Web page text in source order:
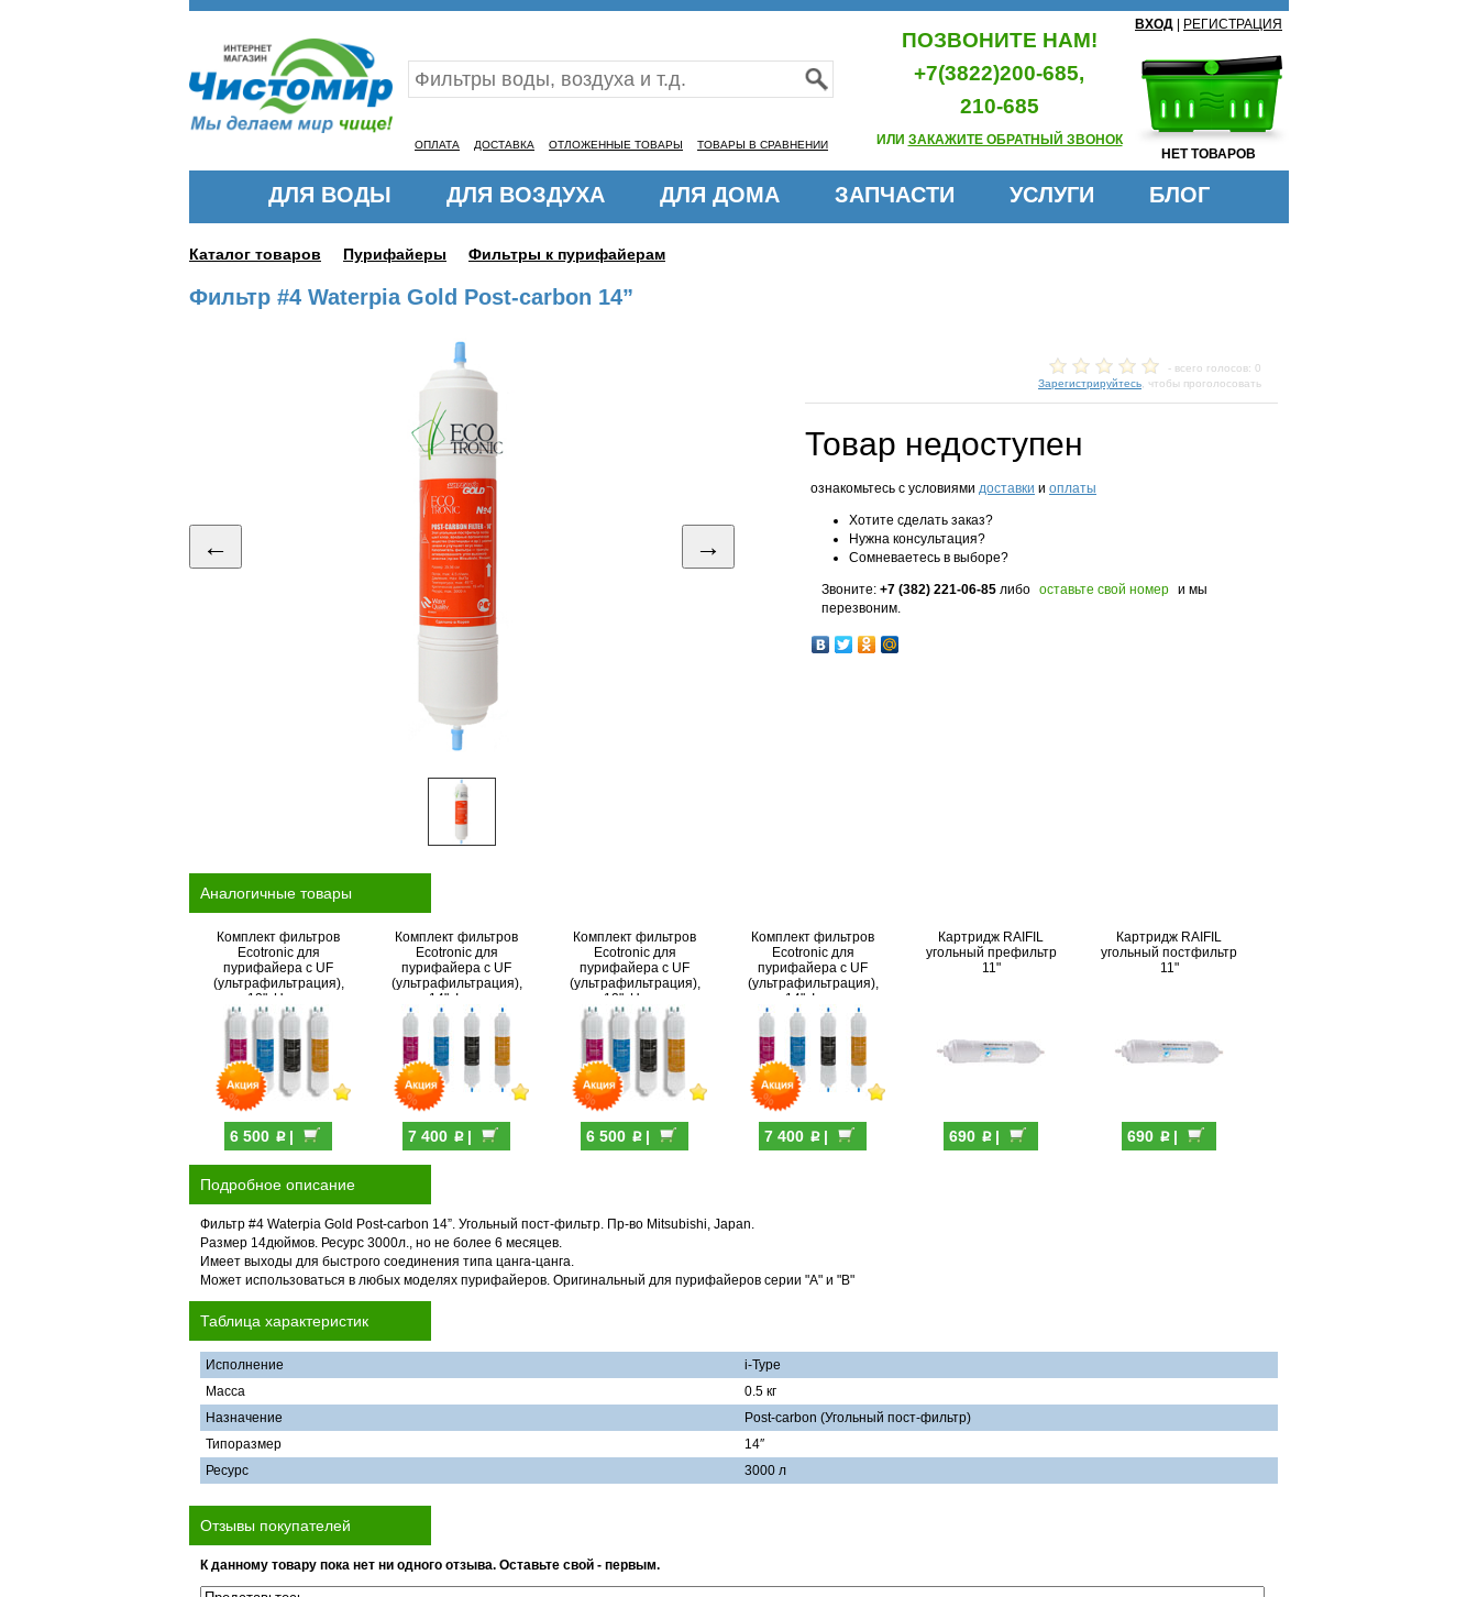
ОПЛАТА ДОСТАВКА ОТЛОЖЕННЫЕ ТОВАРЫ ТОВАРЫ В СРАВНЕНИИ
ПОЗВОНИТЕ НАМ!
+7(3822)200-685,
210-685
ИЛИ ЗАКАЖИТЕ ОБРАТНЫЙ ЗВОНОК
ВХОД РЕГИСТРАЦИЯ
НЕТ ТОВАРОВ
ДЛЯ ВОДЫ ДЛЯ ВОЗДУХА ДЛЯ ДОМА ЗАПЧАСТИ УСЛУГИ БЛОГ
Каталог товаров Пурифайеры Фильтры к пурифайерам
Фильтр #4 Waterpia Gold Post-carbon 14”
← →
- всего голосов: 0
Зарегистрируйтесь , чтобы проголосовать
Товар недоступен
ознакомьтесь с условиями доставки и оплаты
Хотите сделать заказ?
Нужна консультация?
Сомневаетесь в выборе?
Звоните: +7 (382) 221-06-85 либо оставьте свой номер и мы
перезвоним.
Аналогичные товары
Комплект фильтров
Ecotronic для
пурифайера c UF
(ультрафильтрация),
12", U-тип
6 500 p|
Комплект фильтров
Ecotronic для
пурифайера c UF
(ультрафильтрация),
14", I-тип
7 400 p|
Комплект фильтров
Ecotronic для
пурифайера c UF
(ультрафильтрация),
12", U-тип
6 500 p|
Комплект фильтров
Ecotronic для
пурифайера c UF
(ультрафильтрация),
14", I-тип
7 400 p|
Картридж RAIFIL
угольный префильтр
11"
690 p|
Картридж RAIFIL
угольный постфильтр
11"
690 p|
Подробное описание
Фильтр #4 Waterpia Gold Post-carbon 14”. Угольный пост-фильтр. Пр-во Mitsubishi, Japan.
Размер 14дюймов. Ресурс 3000л., но не более 6 месяцев.
Имеет выходы для быстрого соединения типа цанга-цанга.
Может использоваться в любых моделях пурифайеров. Оригинальный для пурифайеров серии "A" и "B"
Таблица характеристик
Исполнение
i-Type
Масса
0.5 кг
Назначение
Post-carbon (Угольный пост-фильтр)
Типоразмер
14″
Ресурс
3000 л
Отзывы покупателей
К данному товару пока нет ни одного отзыва. Оставьте свой - первым.